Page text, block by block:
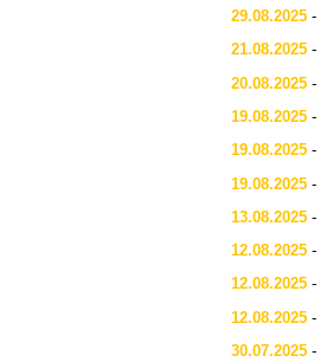
29.08.2025 -
21.08.2025 -
20.08.2025 -
19.08.2025 -
19.08.2025 -
19.08.2025 -
13.08.2025 -
12.08.2025 -
12.08.2025 -
12.08.2025 -
30.07.2025 -